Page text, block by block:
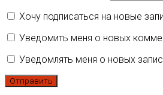
Хочу подписаться на новые
Уведомить меня о новых
Уведомлять меня о новых